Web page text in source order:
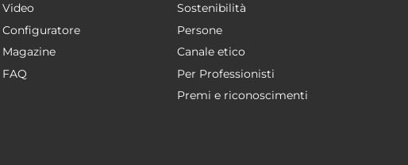
Video
Configuratore
Magazine
FAQ
Sostenibilità
Persone
Canale etico
Per Professionisti
Premi e riconoscimenti